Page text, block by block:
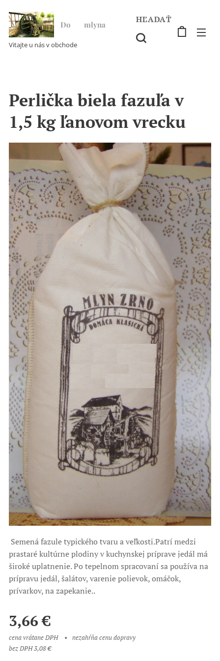
Do ♥ mlyna
Vitajte u nás v obchode
HĽADAŤ
Perlička biela fazuľa v
1,5 kg ľanovom vrecku
Semená fazule typického tvaru a veľkosti.Patrí medzi
prastaré kultúrne plodiny v kuchynskej príprave jedál má
široké uplatnenie. Po tepelnom spracovaní sa používa na
prípravu jedál, šalátov, varenie polievok, omáčok,
prívarkov, na zapekanie..
3,66€
cena vrátane DPH
nezahŕňa cenu dopravy
bez DPH 3,08 €